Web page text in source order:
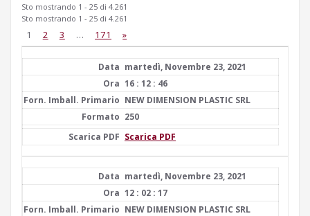
Sto mostrando 1 - 25 di 4.261
Sto mostrando 1 - 25 di 4.261
1 2 3 … 171 »
martedì, Novembre 23, 2021
16 : 12 : 46
NEW DIMENSION PLASTIC SRL
250
Scarica PDF
martedì, Novembre 23, 2021
12 : 02 : 17
NEW DIMENSION PLASTIC SRL